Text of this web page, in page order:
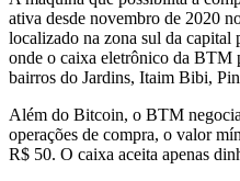
ativa desde novembro de 2020
localizado na zona sul da capital
onde o caixa eletrônico da BTM
bairros do Jardins, Itaim Bibi,
Além do Bitcoin, o BTM
operações de compra, o valor
R$ 50. O caixa aceita apenas